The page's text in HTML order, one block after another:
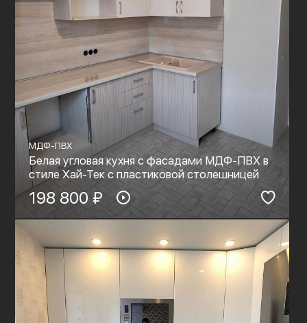
МДФ-ПВХ
Белая угловая кухня с фасадами МДФ-ПВХ в
стиле Хай-Тек с пластиковой столешницей
198 800 ₽